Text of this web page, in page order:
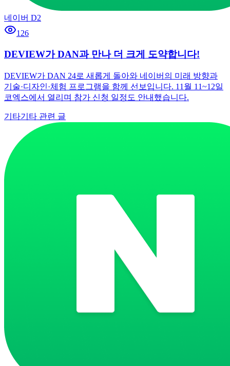
네이버 D2
126
DEVIEW가 DAN과 만나 더 크게 도약합니다!
DEVIEW가 DAN 24로 새롭게 돌아와 네이버의 미래 방향과
기술·디자인·체험 프로그램을 함께 선보입니다. 11월 11~12일
코엑스에서 열리며 참가 신청 일정도 안내했습니다.
기타기타 관련 글